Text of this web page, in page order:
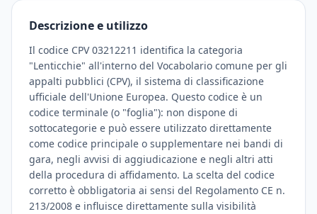
Descrizione e utilizzo
Il codice CPV 03212211 identifica la categoria
"Lenticchie" all'interno del Vocabolario comune per gli
appalti pubblici (CPV), il sistema di classificazione
ufficiale dell'Unione Europea. Questo codice è un
codice terminale (o "foglia"): non dispone di
sottocategorie e può essere utilizzato direttamente
come codice principale o supplementare nei bandi di
gara, negli avvisi di aggiudicazione e negli altri atti
della procedura di affidamento. La scelta del codice
corretto è obbligatoria ai sensi del Regolamento CE n.
213/2008 e influisce direttamente sulla visibilità